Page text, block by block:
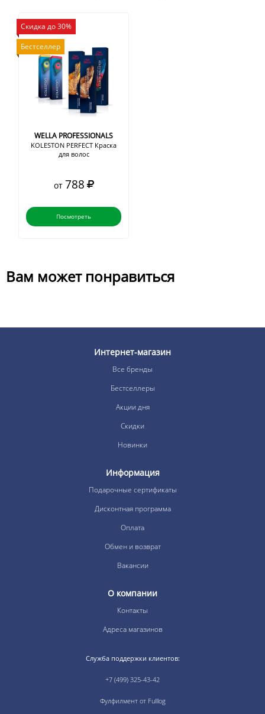
Скидка до 30%
Бестселлер
WELLA PROFESSIONALS
KOLESTON PERFECT Краска
для волос
от 788
Посмотреть
Вам может понравиться
Интернет-магазин
Все бренды
Бестселлеры
Акции дня
Скидки
Новинки
Информация
Подарочные сертификаты
Дисконтная программа
Оплата
Обмен и возврат
Вакансии
О компании
Контакты
Адреса магазинов
Служба поддержки клиентов:
+7 (499) 325-43-42
Фулфилмент от Fulllog